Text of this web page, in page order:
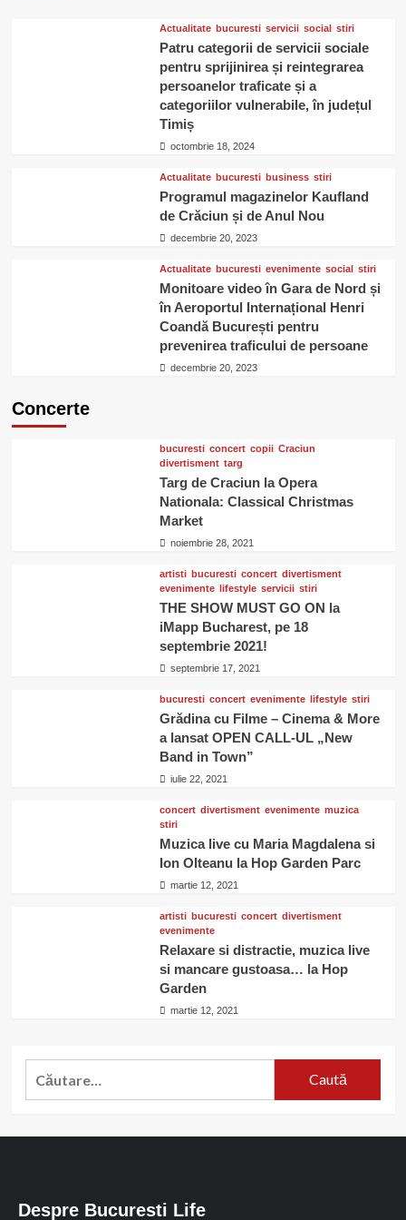
Actualitate bucuresti servicii social stiri
Patru categorii de servicii sociale
pentru sprijinirea și reintegrarea
persoanelor traficate și a
categoriilor vulnerabile, în județul
Timiș
octombrie 18, 2024
Actualitate bucuresti business stiri
Programul magazinelor Kaufland
de Crăciun și de Anul Nou
decembrie 20, 2023
Actualitate bucuresti evenimente social stiri
Monitoare video în Gara de Nord și
în Aeroportul Internațional Henri
Coandă București pentru
prevenirea traficului de persoane
decembrie 20, 2023
Concerte
bucuresti concert copii Craciun
divertisment targ
Targ de Craciun la Opera
Nationala: Classical Christmas
Market
noiembrie 28, 2021
artisti bucuresti concert divertisment
evenimente lifestyle servicii stiri
THE SHOW MUST GO ON la
iMapp Bucharest, pe 18
septembrie 2021!
septembrie 17, 2021
bucuresti concert evenimente lifestyle stiri
Grădina cu Filme – Cinema & More
a lansat OPEN CALL-UL „New
Band in Town”
iulie 22, 2021
concert divertisment evenimente muzica
stiri
Muzica live cu Maria Magdalena si
Ion Olteanu la Hop Garden Parc
martie 12, 2021
artisti bucuresti concert divertisment
evenimente
Relaxare si distractie, muzica live
si mancare gustoasa… la Hop
Garden
martie 12, 2021
Despre Bucuresti Life